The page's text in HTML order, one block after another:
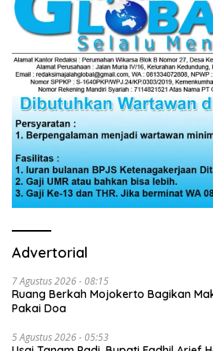
Advertorial
7 Agustus 2026 - 08:15
Ruang Berkah Mojokerto Bagikan
Pakai Doa
5 Agustus 2026 - 05:53